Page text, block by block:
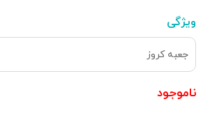
ویژگی
جعبه کروز
ناموجود